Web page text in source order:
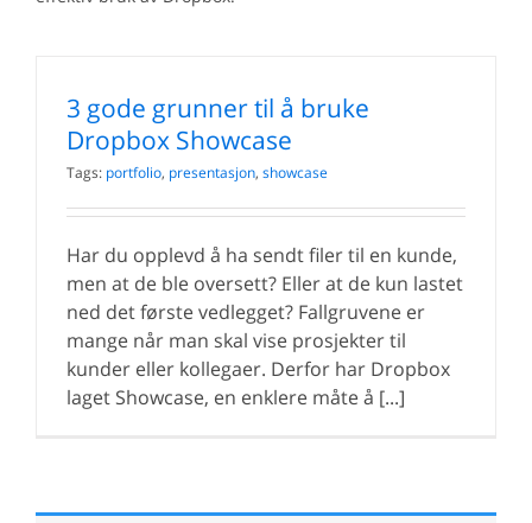
3 gode grunner til å bruke
Dropbox Showcase
Tags: portfolio, presentasjon, showcase
Har du opplevd å ha sendt filer til en kunde,
men at de ble oversett? Eller at de kun lastet
ned det første vedlegget? Fallgruvene er
mange når man skal vise prosjekter til
kunder eller kollegaer. Derfor har Dropbox
laget Showcase, en enklere måte å [...]